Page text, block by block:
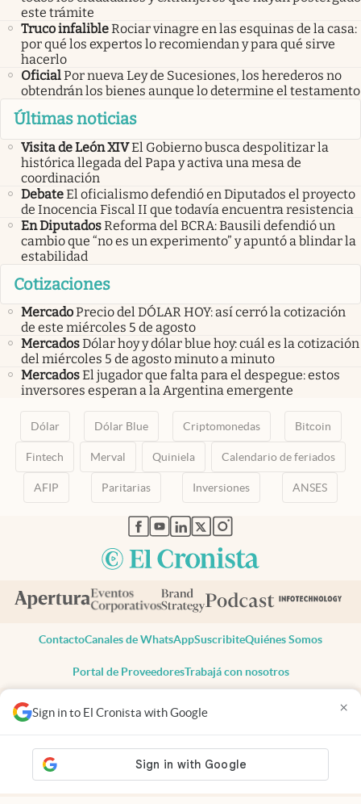
Sign in to El Cronista with Google ×
este trámite
Truco infalibleRociar vinagre en las esquinas de la casa:
por qué los expertos lo recomiendan y para qué sirve
hacerlo
OficialPor nueva Ley de Sucesiones, los herederos no
obtendrán los bienes aunque lo determine el testamento
Últimas noticias
Visita de León XIVEl Gobierno busca despolitizar la
histórica llegada del Papa y activa una mesa de
coordinación
DebateEl oficialismo defendió en Diputados el proyecto
de Inocencia Fiscal II que todavía encuentra resistencia
En DiputadosReforma del BCRA: Bausili defendió un
cambio que “no es un experimento” y apuntó a blindar la
estabilidad
Cotizaciones
MercadoPrecio del DÓLAR HOY: así cerró la cotización
de este miércoles 5 de agosto
MercadosDólar hoy y dólar blue hoy: cuál es la cotización
del miércoles 5 de agosto minuto a minuto
MercadosEl jugador que falta para el despegue: estos
inversores esperan a la Argentina emergente
Dólar Dólar Blue Criptomonedas Bitcoin
Fintech Merval Quiniela Calendario de feriados
AFIP Paritarias Inversiones ANSES
abre en nueva pestaña
abre en nueva pestaña
abre en nueva pestaña
abre en nueva pestaña
abre en nueva pestaña
ContactoCanales de WhatsAppSuscribiteQuiénes Somos
Portal de ProveedoresTrabajá con nosotros
Todos los derechos reservados
Privacidad
Consentimiento
Tel:+54 11 7078-3270